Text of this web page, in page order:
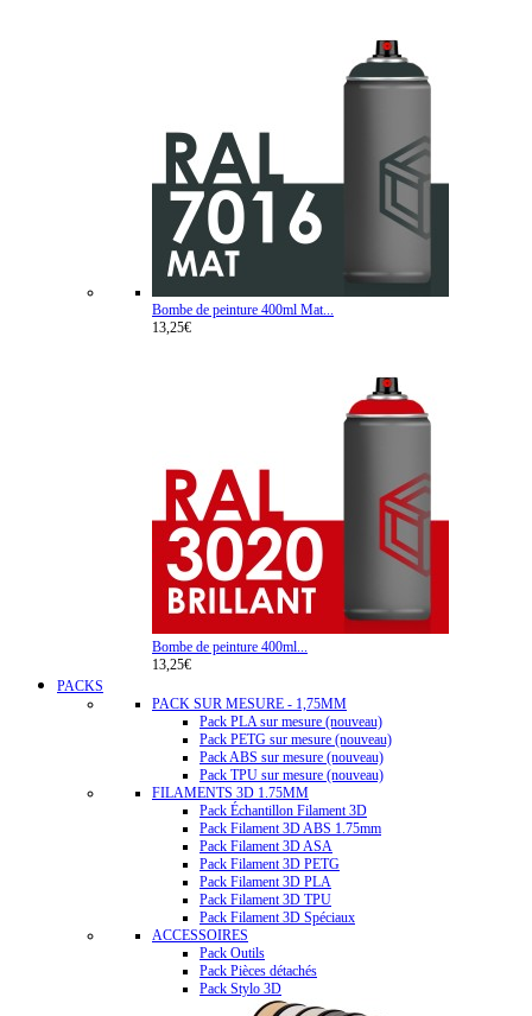
Bombe de peinture 400ml Mat...
13,25€
Bombe de peinture 400ml...
13,25€
PACKS
PACK SUR MESURE - 1,75MM
Pack PLA sur mesure (nouveau)
Pack PETG sur mesure (nouveau)
Pack ABS sur mesure (nouveau)
Pack TPU sur mesure (nouveau)
FILAMENTS 3D 1.75MM
Pack Échantillon Filament 3D
Pack Filament 3D ABS 1.75mm
Pack Filament 3D ASA
Pack Filament 3D PETG
Pack Filament 3D PLA
Pack Filament 3D TPU
Pack Filament 3D Spéciaux
ACCESSOIRES
Pack Outils
Pack Pièces détachés
Pack Stylo 3D